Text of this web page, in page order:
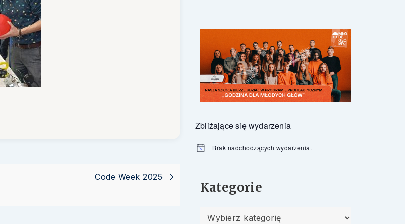
Code Week 2025
Zbliżające się wydarzenia
Powiadomienie
Brak nadchodzących wydarzenia.
Kategorie
Kategorie